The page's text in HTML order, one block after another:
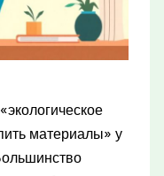
материалы» у